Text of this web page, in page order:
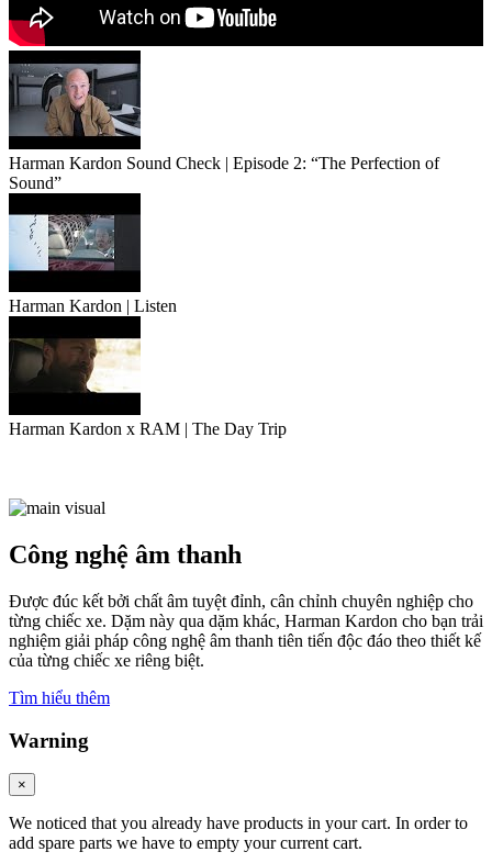
Harman Kardon Sound Check | Episode 2: “The Perfection of
Sound”
Harman Kardon | Listen
Harman Kardon x RAM | The Day Trip
Công nghệ âm thanh
Được đúc kết bởi chất âm tuyệt đỉnh, cân chỉnh chuyên nghiệp cho
từng chiếc xe. Dặm này qua dặm khác, Harman Kardon cho bạn trải
nghiệm giải pháp công nghệ âm thanh tiên tiến độc đáo theo thiết kế
của từng chiếc xe riêng biệt.
Tìm hiểu thêm
Warning
×
We noticed that you already have products in your cart. In order to
add spare parts we have to empty your current cart.